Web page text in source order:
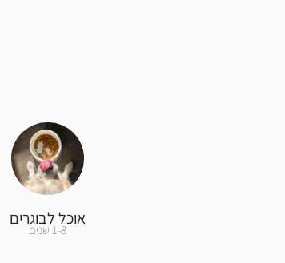
אוכל לבוגרים
1-8 שנים